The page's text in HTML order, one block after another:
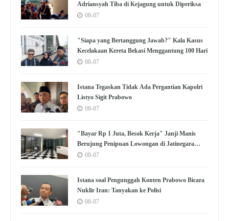
Adriansyah Tiba di Kejagung untuk Diperiksa
08-07
"Siapa yang Bertanggung Jawab?" Kala Kasus
Kecelakaan Kereta Bekasi Menggantung 100 Hari
08-07
Istana Tegaskan Tidak Ada Pergantian Kapolri
Listyo Sigit Prabowo
08-07
"Bayar Rp 1 Juta, Besok Kerja" Janji Manis
Berujung Penipuan Lowongan di Jatinegara
Jaktim
08-07
Istana soal Pengunggah Konten Prabowo Bicara
Nuklir Iran: Tanyakan ke Polisi
08-07